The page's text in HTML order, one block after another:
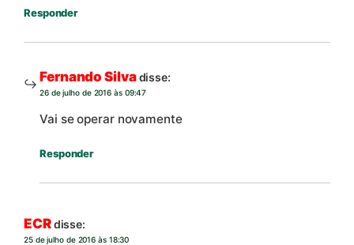
Responder
Fernando Silvadisse:
26 de julho de 2016 às 09:47
Vai se operar novamente
Responder
ECRdisse:
25 de julho de 2016 às 18:30